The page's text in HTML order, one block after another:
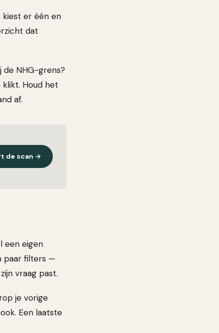
kiest er één en
dat
NHG-grens?
Houd het
af.
de scan →
een eigen
paar filters —
vraag past.
je vorige
Een laatste